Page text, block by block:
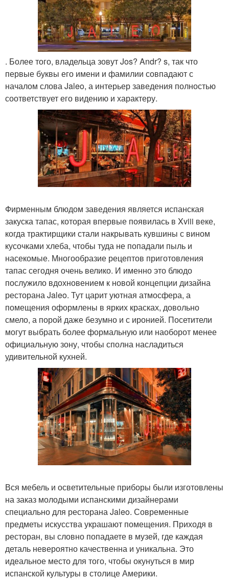
. Более того, владельца зовут Jos? Andr? s, так что
первые буквы его имени и фамилии совпадают с
началом слова Jaleo, а интерьер заведения полностью
соответствует его видению и характеру.
Фирменным блюдом заведения является испанская
закуска тапас, которая впервые появилась в Xviii веке,
когда трактирщики стали накрывать кувшины с вином
кусочками хлеба, чтобы туда не попадали пыль и
насекомые. Многообразие рецептов приготовления
тапас сегодня очень велико. И именно это блюдо
послужило вдохновением к новой концепции дизайна
ресторана Jaleo. Тут царит уютная атмосфера, а
помещения оформлены в ярких красках, довольно
смело, а порой даже безумно и с иронией. Посетители
могут выбрать более формальную или наоборот менее
официальную зону, чтобы сполна насладиться
удивительной кухней.
Вся мебель и осветительные приборы были изготовлены
на заказ молодыми испанскими дизайнерами
специально для ресторана Jaleo. Современные
предметы искусства украшают помещения. Приходя в
ресторан, вы словно попадаете в музей, где каждая
деталь невероятно качественна и уникальна. Это
идеальное место для того, чтобы окунуться в мир
испанской культуры в столице Америки.